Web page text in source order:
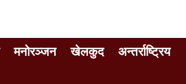
मनोरञ्जन खेलकुद
अन्तर्राष्ट्रिय